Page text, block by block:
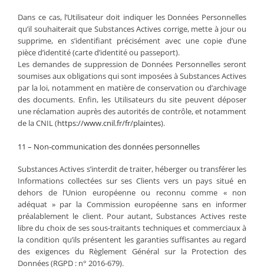
Dans ce cas, l’Utilisateur doit indiquer les Données Personnelles
qu’il souhaiterait que Substances Actives corrige, mette à jour ou
supprime, en s’identifiant précisément avec une copie d’une
pièce d’identité (carte d’identité ou passeport).
Les demandes de suppression de Données Personnelles seront
soumises aux obligations qui sont imposées à Substances Actives
par la loi, notamment en matière de conservation ou d’archivage
des documents. Enfin, les Utilisateurs du site peuvent déposer
une réclamation auprès des autorités de contrôle, et notamment
de la CNIL (https://www.cnil.fr/fr/plaintes).
11 – Non-communication des données personnelles
Substances Actives s’interdit de traiter, héberger ou transférer les
Informations collectées sur ses Clients vers un pays situé en
dehors de l’Union européenne ou reconnu comme « non
adéquat » par la Commission européenne sans en informer
préalablement le client. Pour autant, Substances Actives reste
libre du choix de ses sous-traitants techniques et commerciaux à
la condition qu’ils présentent les garanties suffisantes au regard
des exigences du Règlement Général sur la Protection des
Données (RGPD : n° 2016-679).